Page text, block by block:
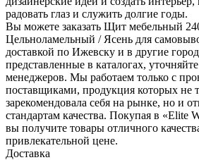
радовать глаз и служить долгие годы.
Вы можете заказать Щит мебельный
Цельноламельный / Ясень для
доставкой по Ижевску и в другие
представленные в каталогах,
менеджеров. Мы работаем только с
поставщиками, продукция которых не
зарекомендовала себя на рынке, но и
стандартам качества. Покупая в «Elite
вы получите товары отличного
привлекательной цене.
Доставка